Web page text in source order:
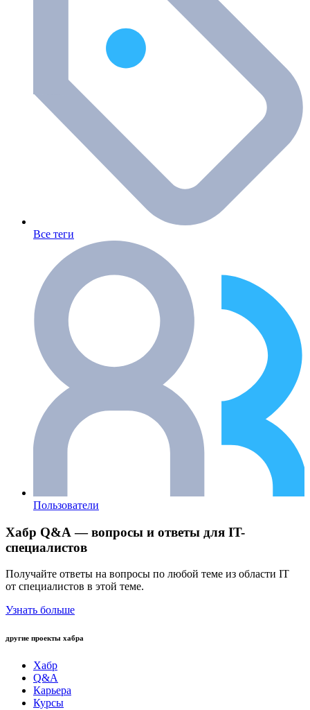
Все теги
Пользователи
Хабр Q&A — вопросы и ответы для IT-
специалистов
Получайте ответы на вопросы по любой теме из области IT
от специалистов в этой теме.
Узнать больше
другие проекты хабра
Хабр
Q&A
Карьера
Курсы